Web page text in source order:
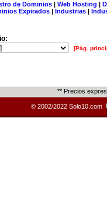
de Dominios| Web Hosting |
Expirados | Industrias |
[Pág.
** Precios
© 2002/2022 Solo10.com